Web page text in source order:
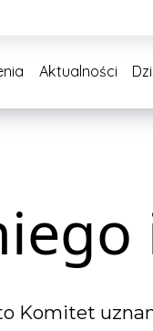
Aktualności
Komitet